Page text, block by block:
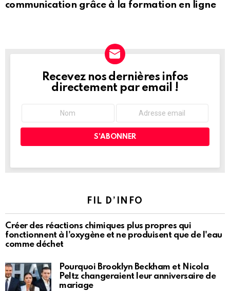
communication grâce à la formation en ligne
NEWSLETTER
Recevez nos dernières infos
directement par email !
FIL D’INFO
Créer des réactions chimiques plus propres qui
fonctionnent à l'oxygène et ne produisent que de l'eau
comme déchet
Pourquoi Brooklyn Beckham et Nicola
Peltz changeraient leur anniversaire de
mariage